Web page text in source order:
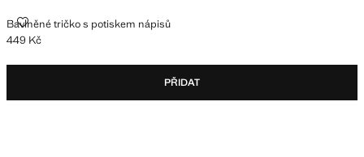
Bavlněné tričko s potiskem nápisů
BAVLNĚNÉ TRIČKO S POTISKEM NÁPISŮ
Aktuální cena [449 Kč ]
449 Kč
PŘIDAT